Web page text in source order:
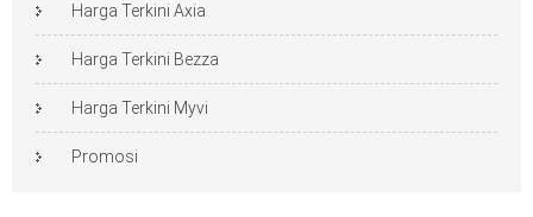
Harga Terkini Axia
Harga Terkini Bezza
Harga Terkini Myvi
Promosi